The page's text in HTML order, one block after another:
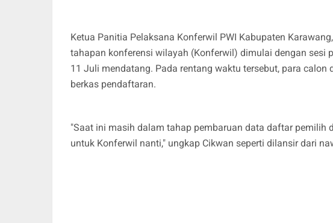
Ketua Panitia Pelaksana Konferwil PWI Kabupaten
tahapan konferensi wilayah (Konferwil) dimulai dengan sesi
11 Juli mendatang. Pada rentang waktu tersebut, para
berkas pendaftaran.
"Saat ini masih dalam tahap pembaruan data daftar pemilih
untuk Konferwil nanti," ungkap Cikwan seperti dilansir dari